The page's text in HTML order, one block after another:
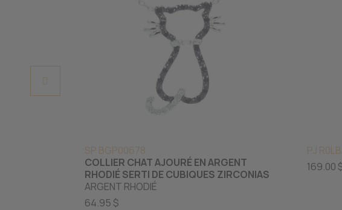
SP BGP00678
COLLIER CHAT AJOURÉ EN ARGENT
RHODIÉ SERTI DE CUBIQUES ZIRCONIAS
ARGENT RHODIÉ
64.95 $
PJ
169.00